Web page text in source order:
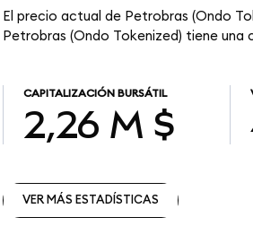
El precio actual de Petrobras (Ondo
Petrobras (Ondo Tokenized) tiene
CAPITALIZACIÓN BURSÁTIL
2,26 M $
VER MÁS ESTADÍSTICAS